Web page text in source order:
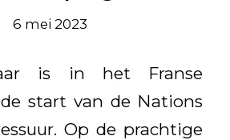
6 mei 2023
is in het Franse
start van de Nations
Op de prachtige